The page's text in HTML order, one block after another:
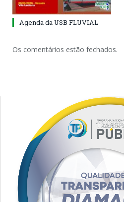
Agenda da USB FLUVIAL
Os comentários estão fechados.